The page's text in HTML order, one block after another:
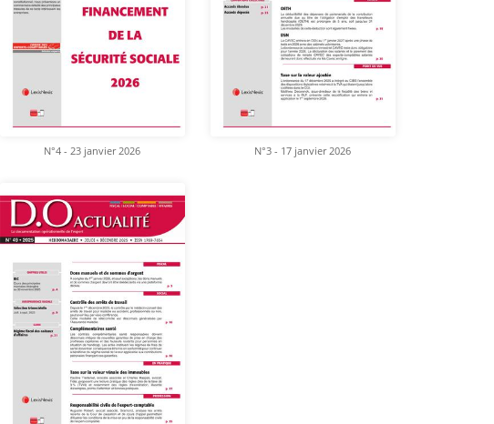
N°4 - 23 janvier 2026 N°3 - 17 janvier 2026